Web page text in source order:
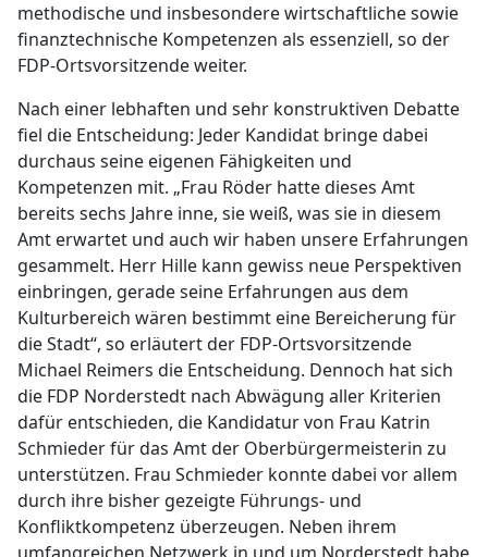
methodische und insbesondere wirtschaftliche sowie
finanztechnische Kompetenzen als essenziell, so der
FDP-Ortsvorsitzende weiter.
Nach einer lebhaften und sehr konstruktiven Debatte
fiel die Entscheidung: Jeder Kandidat bringe dabei
durchaus seine eigenen Fähigkeiten und
Kompetenzen mit. „Frau Röder hatte dieses Amt
bereits sechs Jahre inne, sie weiß, was sie in diesem
Amt erwartet und auch wir haben unsere Erfahrungen
gesammelt. Herr Hille kann gewiss neue Perspektiven
einbringen, gerade seine Erfahrungen aus dem
Kulturbereich wären bestimmt eine Bereicherung für
die Stadt“, so erläutert der FDP-Ortsvorsitzende
Michael Reimers die Entscheidung. Dennoch hat sich
die FDP Norderstedt nach Abwägung aller Kriterien
dafür entschieden, die Kandidatur von Frau Katrin
Schmieder für das Amt der Oberbürgermeisterin zu
unterstützen. Frau Schmieder konnte dabei vor allem
durch ihre bisher gezeigte Führungs- und
Konfliktkompetenz überzeugen. Neben ihrem